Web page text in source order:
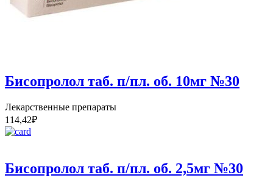
Бисопролол таб. п/пл. об. 10мг №30
Лекарственные препараты
114,42₽
Бисопролол таб. п/пл. об. 2,5мг №30